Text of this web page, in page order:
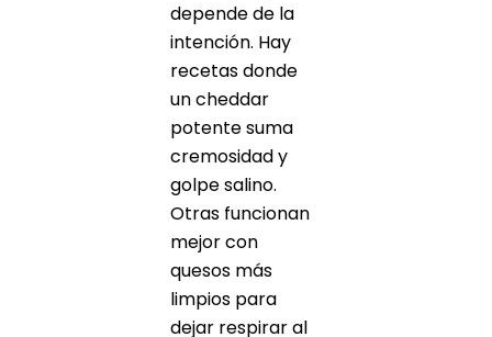
depende de la
intención. Hay
recetas donde
un cheddar
potente suma
cremosidad y
golpe salino.
Otras funcionan
mejor con
quesos más
limpios para
dejar respirar al